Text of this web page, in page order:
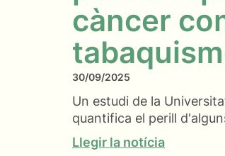
càncer
30/09/2025
Un estudi de la
quantifica el perill
Llegir la notícia